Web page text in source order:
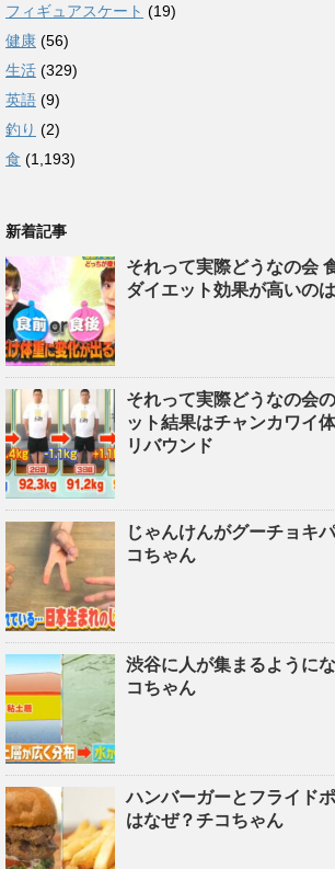
フィギュアスケート (19)
健康 (56)
生活 (329)
英語 (9)
釣り (2)
食 (1,193)
新着記事
それって実際どうなの会
ダイエット効果が高いの
それって実際どうなの会
ット結果はチャンカワイ
リバウンド
じゃんけんがグーチョキ
コちゃん
渋谷に人が集まるように
コちゃん
ハンバーガーとフライド
はなぜ？チコちゃん